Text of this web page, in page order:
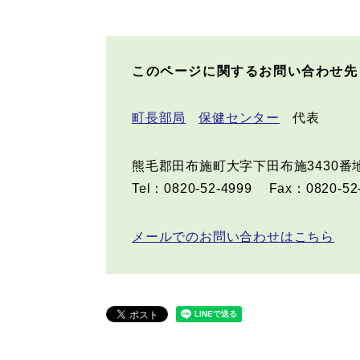
このページに関するお問い合わせ先
町長部局 保健センター 代表
熊毛郡田布施町大字下田布施3430番
Tel：0820-52-4999
Fax：0820-
メールでのお問い合わせはこちら